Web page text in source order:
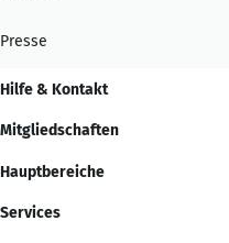
Presse
Hilfe & Kontakt
Mitgliedschaften
Hauptbereiche
Services